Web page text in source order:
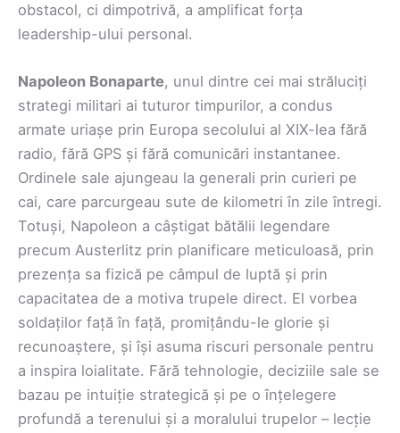
obstacol, ci dimpotrivă, a amplificat forța
leadership-ului personal.
Napoleon Bonaparte, unul dintre cei mai străluciți
strategi militari ai tuturor timpurilor, a condus
armate uriașe prin Europa secolului al XIX-lea fără
radio, fără GPS și fără comunicări instantanee.
Ordinele sale ajungeau la generali prin curieri pe
cai, care parcurgeau sute de kilometri în zile întregi.
Totuși, Napoleon a câștigat bătălii legendare
precum Austerlitz prin planificare meticuloasă, prin
prezența sa fizică pe câmpul de luptă și prin
capacitatea de a motiva trupele direct. El vorbea
soldaților față în față, promițându-le glorie și
recunoaștere, și își asuma riscuri personale pentru
a inspira loialitate. Fără tehnologie, deciziile sale se
bazau pe intuiție strategică și pe o înțelegere
profundă a terenului și a moralului trupelor – lecție